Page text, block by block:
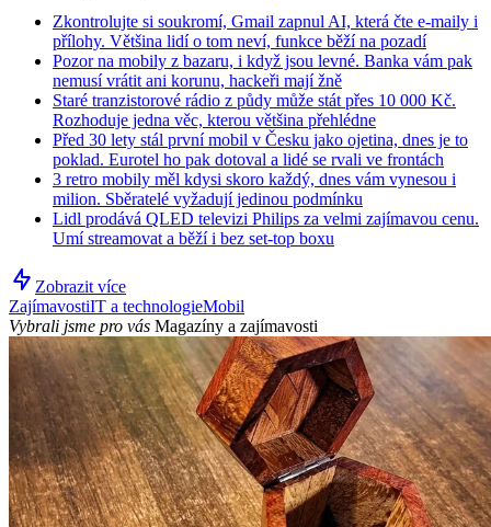
Zkontrolujte si soukromí, Gmail zapnul AI, která čte e-maily i
přílohy. Většina lidí o tom neví, funkce běží na pozadí
Pozor na mobily z bazaru, i když jsou levné. Banka vám pak
nemusí vrátit ani korunu, hackeři mají žně
Staré tranzistorové rádio z půdy může stát přes 10 000 Kč.
Rozhoduje jedna věc, kterou většina přehlédne
Před 30 lety stál první mobil v Česku jako ojetina, dnes je to
poklad. Eurotel ho pak dotoval a lidé se rvali ve frontách
3 retro mobily měl kdysi skoro každý, dnes vám vynesou i
milion. Sběratelé vyžadují jedinou podmínku
Lidl prodává QLED televizi Philips za velmi zajímavou cenu.
Umí streamovat a běží i bez set-top boxu
Zobrazit více
ZajímavostiIT a technologieMobil
Vybrali jsme pro vás Magazíny a zajímavosti